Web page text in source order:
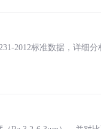
2012标准数据，详细分